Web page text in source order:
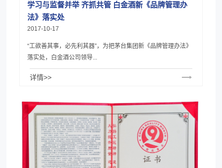
学习与监督并举 齐抓共管 白金酒新《品牌管理办
法》落实处
2017-10-17
“工欲善其事，必先利其器”，为把茅台集团新《品牌管理办法》
落实处，白金酒公司领导...
详情>>